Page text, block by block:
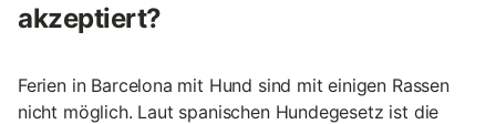
akzeptiert?
Ferien in Barcelona mit Hund sind mit einigen Rassen
nicht möglich. Laut spanischen Hundegesetz ist die